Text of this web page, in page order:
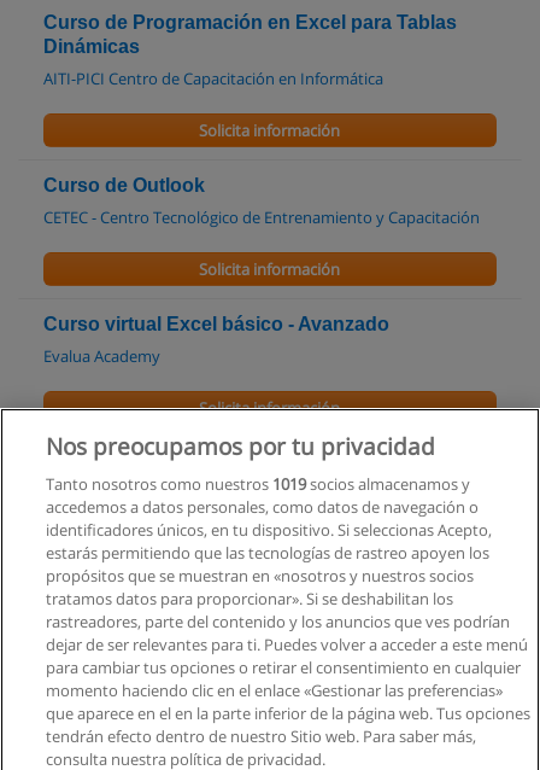
Curso de Programación en Excel para Tablas
Dinámicas
AITI-PICI Centro de Capacitación en Informática
Solicita información
Curso de Outlook
CETEC - Centro Tecnológico de Entrenamiento y Capacitación
Solicita información
Curso virtual Excel básico - Avanzado
Evalua Academy
Solicita información
Curso de Excel Básico, Intermedio y Avanzado
Capacitate Ecuador
Solicita información
Curso Ms. Excel Intermedio
Grupo Empresarial Politécnico
Solicita información
Nos preocupamos por tu privacidad
Tanto nosotros como nuestros 1019socios almacenamos y
accedemos a datos personales, como datos de navegación o
identificadores únicos, en tu dispositivo. Si seleccionas Acepto,
estarás permitiendo que las tecnologías de rastreo apoyen los
propósitos que se muestran en «nosotros y nuestros socios
tratamos datos para proporcionar». Si se deshabilitan los
rastreadores, parte del contenido y los anuncios que ves podrían
dejar de ser relevantes para ti. Puedes volver a acceder a este menú
para cambiar tus opciones o retirar el consentimiento en cualquier
momento haciendo clic en el enlace «Gestionar las preferencias»
que aparece en el en la parte inferior de la página web. Tus opciones
tendrán efecto dentro de nuestro Sitio web. Para saber más,
consulta nuestra política de privacidad.